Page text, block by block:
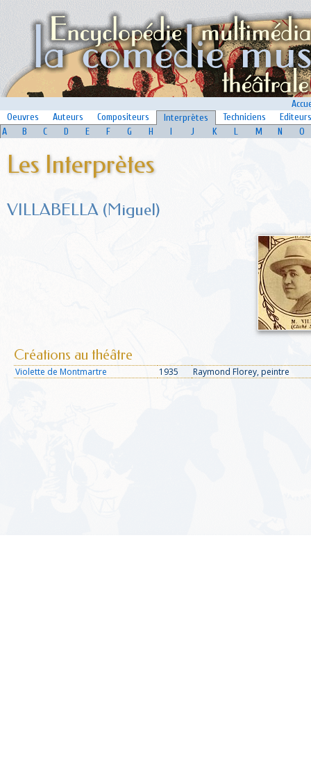
Oeuvres
Auteurs Compositeurs Interprètes Techniciens
Editeurs
A
B C D E F G H I J K L M N O
Les Interprètes
VILLABELLA (Miguel)
Créations au théâtre
Violette de Montmartre 1935 Raymond Florey, peintre